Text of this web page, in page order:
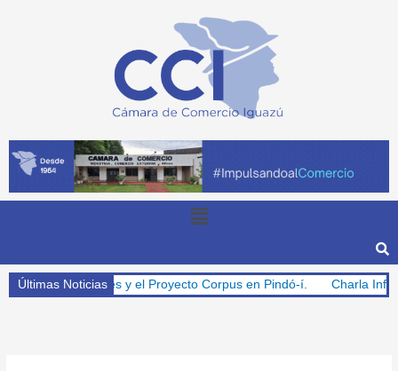
Menu
Últimas Noticias
Misiones y el Proyecto Corpus en Pindó-í. Charla